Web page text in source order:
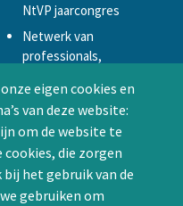
eigen cookies en
van deze website:
om de website te
die zorgen
het gebruik van de
gebruiken om
NtVP jaarcongres
Netwerk van
professionals,
samenwerken in een van
de Special Interest
Groepen (SIG’s) of zelf een
SIG initiëren
Word lid